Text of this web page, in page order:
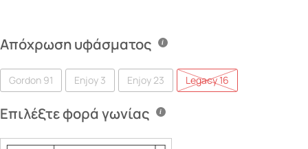
Aπόχρωση υφάσματος
Gordon 91 Enjoy 3 Enjoy 23 Legacy 16
Επιλέξτε φορά γωνίας